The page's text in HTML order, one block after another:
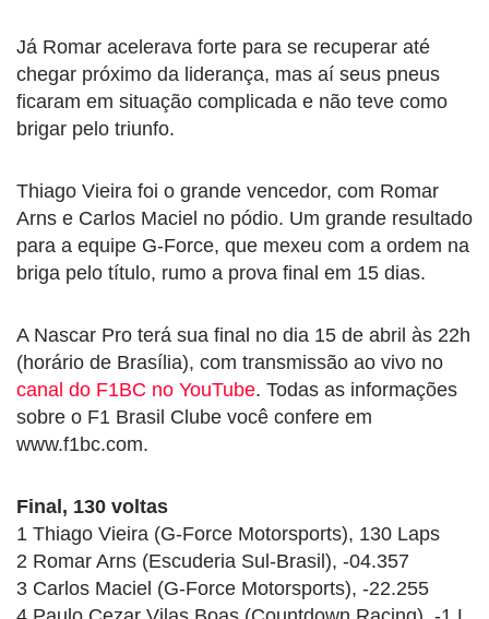
Já Romar acelerava forte para se recuperar até
chegar próximo da liderança, mas aí seus pneus
ficaram em situação complicada e não teve como
brigar pelo triunfo.
Thiago Vieira foi o grande vencedor, com Romar
Arns e Carlos Maciel no pódio. Um grande resultado
para a equipe G-Force, que mexeu com a ordem na
briga pelo título, rumo a prova final em 15 dias.
A Nascar Pro terá sua final no dia 15 de abril às 22h
(horário de Brasília), com transmissão ao vivo no
canal do F1BC no YouTube. Todas as informações
sobre o F1 Brasil Clube você confere em
www.f1bc.com.
Final, 130 voltas
1 Thiago Vieira (G-Force Motorsports), 130 Laps
2 Romar Arns (Escuderia Sul-Brasil), -04.357
3 Carlos Maciel (G-Force Motorsports), -22.255